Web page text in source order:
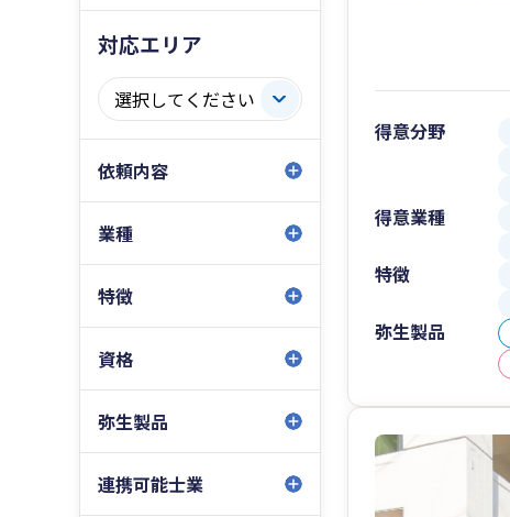
対応エリア
依頼内容
業種
特徴
資格
弥生製品
連携可能士業
得意分野
得意業種
特徴
弥生製品